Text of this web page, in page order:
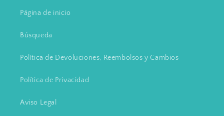
Página de inicio
Búsqueda
Política de Devoluciones, Reembolsos y Cambios
Política de Privacidad
Aviso Legal